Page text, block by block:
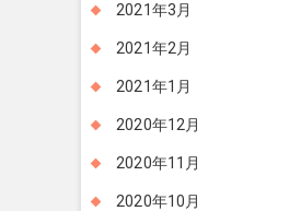
2021年3月
2021年2月
2021年1月
2020年12月
2020年11月
2020年10月